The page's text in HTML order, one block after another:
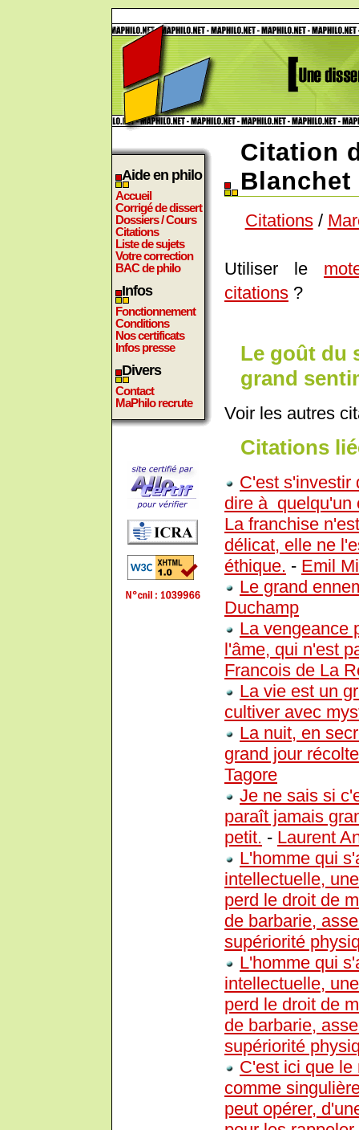
Aide en philo
Accueil
Corrigé de dissert
Dossiers / Cours
Citations
Liste de sujets
Votre correction
BAC de philo
Infos
Fonctionnement
Conditions
Nos certificats
Infos presse
Divers
Contact
MaPhilo recrute
Citation
Blanchet
Citations/
Utiliser le
citations ?
Le goût du
grand
Voir les autres
Citations
C'est s'investir
dire à quelqu'un
La franchise
délicat, elle ne
éthique. - Emil
Le grand
Duchamp
La vengeance
l'âme, qui n'est
Francois de La
La vie est un
cultiver avec
La nuit, en
grand jour
Tagore
Je ne sais si
paraît jamais
petit. - Laurent
L'homme qui
intellectuelle,
perd le droit de
de barbarie,
supériorité
L'homme qui
intellectuelle,
perd le droit de
de barbarie,
supériorité
C'est ici que le
comme
peut opérer,